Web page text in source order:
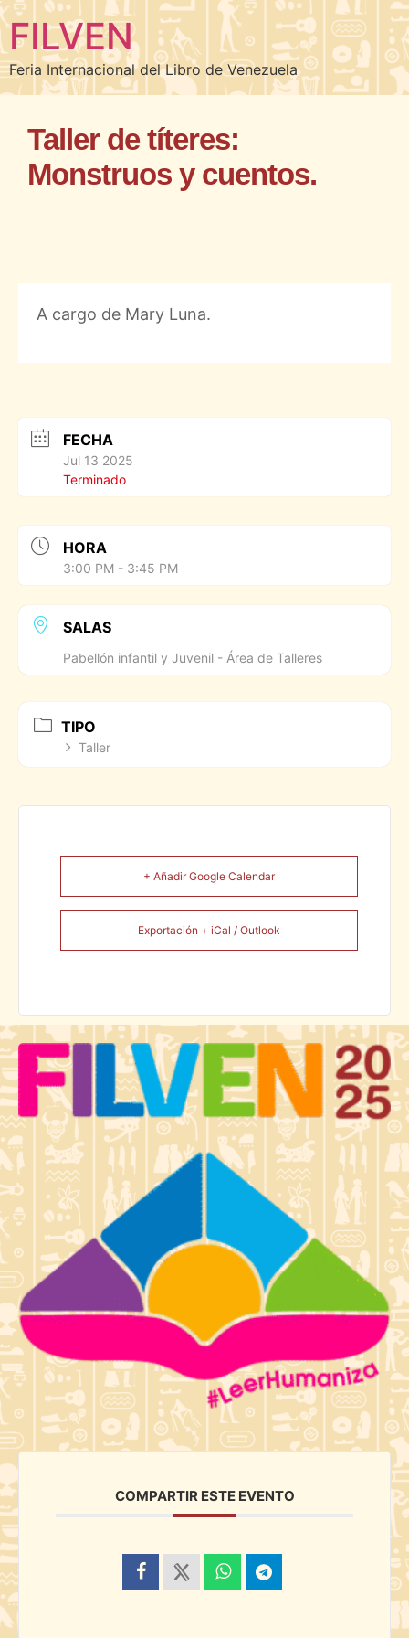
FILVEN
Feria Internacional del Libro de Venezuela
Taller de títeres:
Monstruos y cuentos.
A cargo de Mary Luna.
FECHA
Jul 13 2025
Terminado
HORA
3:00 PM - 3:45 PM
SALAS
Pabellón infantil y Juvenil - Área de Talleres
TIPO
Taller
+ Añadir Google Calendar
Exportación + iCal / Outlook
COMPARTIR ESTE EVENTO